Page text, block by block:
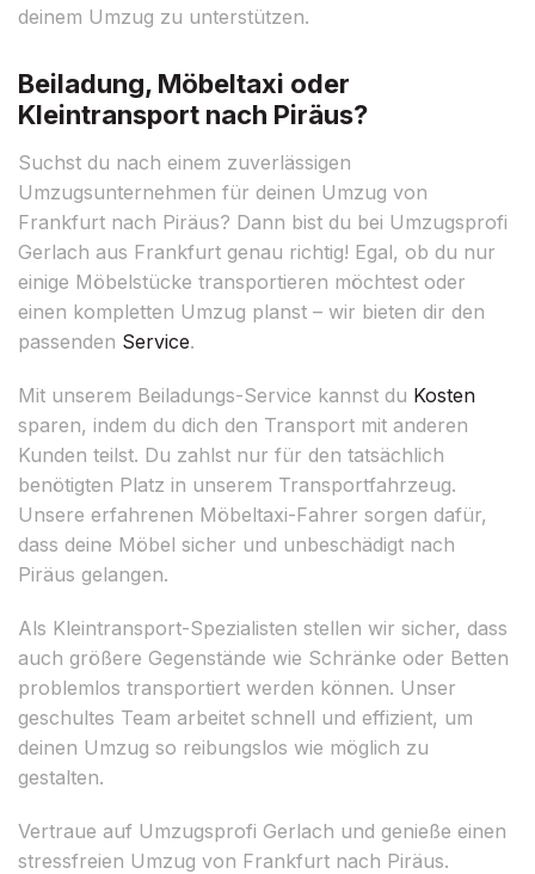
deinem Umzug zu unterstützen.
Beiladung, Möbeltaxi oder
Kleintransport nach Piräus?
Suchst du nach einem zuverlässigen
Umzugsunternehmen für deinen Umzug von
Frankfurt nach Piräus? Dann bist du bei Umzugsprofi
Gerlach aus Frankfurt genau richtig! Egal, ob du nur
einige Möbelstücke transportieren möchtest oder
einen kompletten Umzug planst – wir bieten dir den
passenden Service.
Mit unserem Beiladungs-Service kannst du Kosten
sparen, indem du dich den Transport mit anderen
Kunden teilst. Du zahlst nur für den tatsächlich
benötigten Platz in unserem Transportfahrzeug.
Unsere erfahrenen Möbeltaxi-Fahrer sorgen dafür,
dass deine Möbel sicher und unbeschädigt nach
Piräus gelangen.
Als Kleintransport-Spezialisten stellen wir sicher, dass
auch größere Gegenstände wie Schränke oder Betten
problemlos transportiert werden können. Unser
geschultes Team arbeitet schnell und effizient, um
deinen Umzug so reibungslos wie möglich zu
gestalten.
Vertraue auf Umzugsprofi Gerlach und genieße einen
stressfreien Umzug von Frankfurt nach Piräus.